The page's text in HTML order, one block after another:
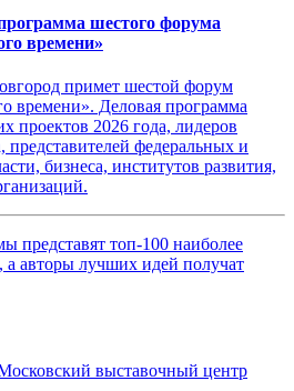
шестого форума
времени»
примет шестой форум
времени». Деловая программа
проектов 2026 года, лидеров
федеральных и
бизнеса, институтов развития,
представят топ-100 наиболее
а авторы лучших идей получат